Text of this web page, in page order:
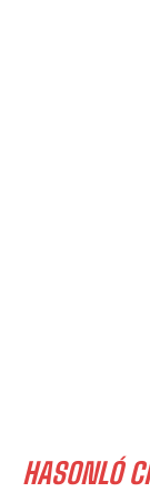
HASONLÓ